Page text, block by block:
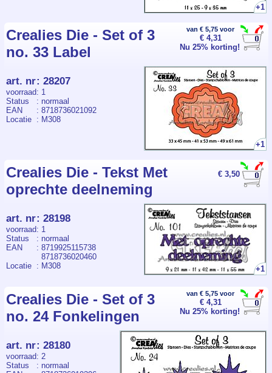
+1
van € 5,75 voor
€ 4,31
Nu 25% korting!
Crealies Die - Set of 3
no. 33 Label
+1
art. nr: 28207
voorraad: 1
Status
: normaal
EAN
: 8718736021092
Locatie : M308
€ 3,50
Crealies Die - Tekst Met
oprechte deelneming
+1
art. nr: 28198
voorraad: 1
Status
: normaal
EAN
: 8719925115738
8718736020460
Locatie : M308
van € 5,75 voor
€ 4,31
Nu 25% korting!
Crealies Die - Set of 3
no. 24 Fonkelingen
art. nr: 28180
voorraad: 2
Status
: normaal